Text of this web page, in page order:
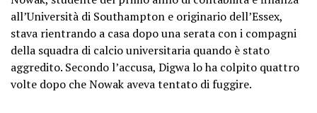
2026
all’Università di Southampton e originario dell’Essex,
stava rientrando a casa dopo una serata con i compagni
della squadra di calcio universitaria quando è stato
aggredito. Secondo l’accusa, Digwa lo ha colpito quattro
volte dopo che Nowak aveva tentato di fuggire.